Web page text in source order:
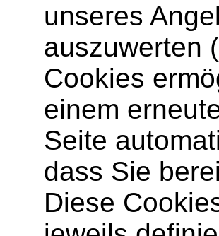
unseres
auszuwerten
Cookies
einem
Seite
dass Sie
Diese